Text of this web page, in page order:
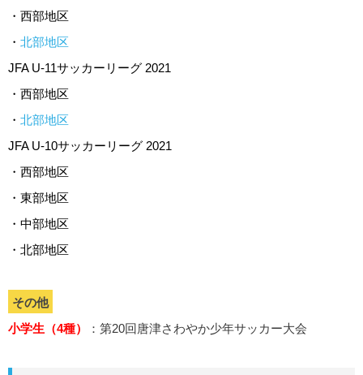
・西部地区
・ 北部地区
JFA U-11サッカーリーグ 2021
・西部地区
・ 北部地区
JFA U-10サッカーリーグ 2021
・西部地区
・東部地区
・中部地区
・北部地区
その他
小学生（4種）
：第20回唐津さわやか少年サッカー大会